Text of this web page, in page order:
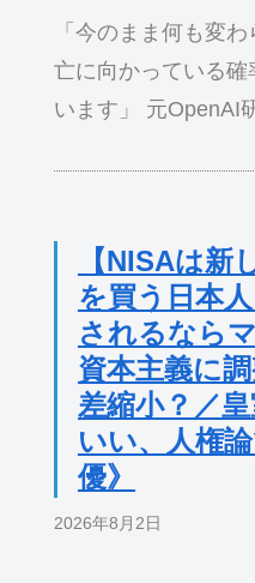
「今のまま何も変
亡に向かっている
います」 元OpenAI
【NISAは新
を買う日本
されるなら
資本主義に
差縮小？／
いい、人権
優》
2026年8月2日